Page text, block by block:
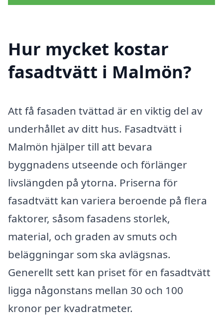
Hur mycket kostar
fasadtvätt i Malmön?
Att få fasaden tvättad är en viktig del av
underhållet av ditt hus. Fasadtvätt i
Malmön hjälper till att bevara
byggnadens utseende och förlänger
livslängden på ytorna. Priserna för
fasadtvätt kan variera beroende på flera
faktorer, såsom fasadens storlek,
material, och graden av smuts och
beläggningar som ska avlägsnas.
Generellt sett kan priset för en fasadtvätt
ligga någonstans mellan 30 och 100
kronor per kvadratmeter.